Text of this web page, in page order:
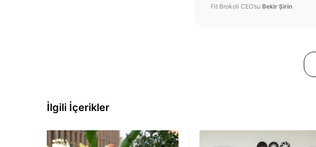
Fit Brokoli CEO’su Bekir Şirin
İlgili İçerikler